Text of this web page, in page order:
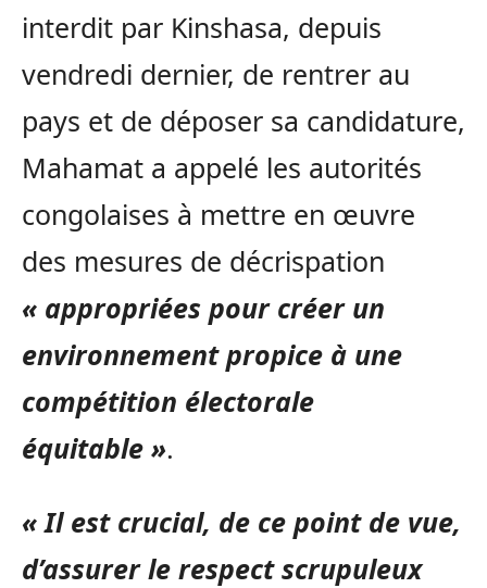
interdit par Kinshasa, depuis
vendredi dernier, de rentrer au
pays et de déposer sa candidature,
Mahamat a appelé les autorités
congolaises à mettre en œuvre
des mesures de décrispation
« appropriées pour créer un
environnement propice à une
compétition électorale
équitable ».
« Il est crucial, de ce point de vue,
d’assurer le respect scrupuleux